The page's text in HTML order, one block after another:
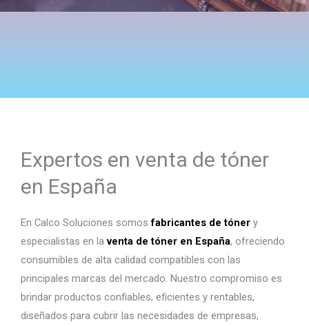
Expertos en venta de tóner
en España
En Calco Soluciones somosfabricantes de tóner y
especialistas en la venta de tóner en España, ofreciendo
consumibles de alta calidad compatibles con las
principales marcas del mercado. Nuestro compromiso es
brindar productos confiables, eficientes y rentables,
diseñados para cubrir las necesidades de empresas,